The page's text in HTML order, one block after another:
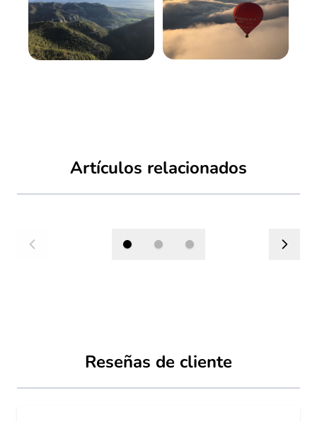
Artículos relacionados
BARCELONA BALLOON EXPERIENCE
Reseñas de cliente